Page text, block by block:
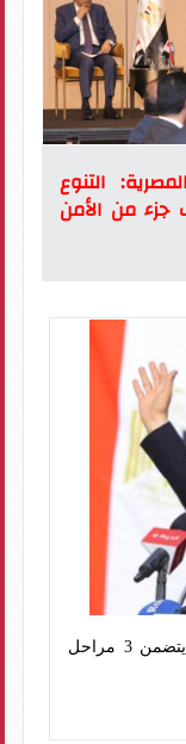
التنوع
جزء من الأمن
الهيئة العامة للاستعلامات: مقترح مصر يتضمن 3 مراحل